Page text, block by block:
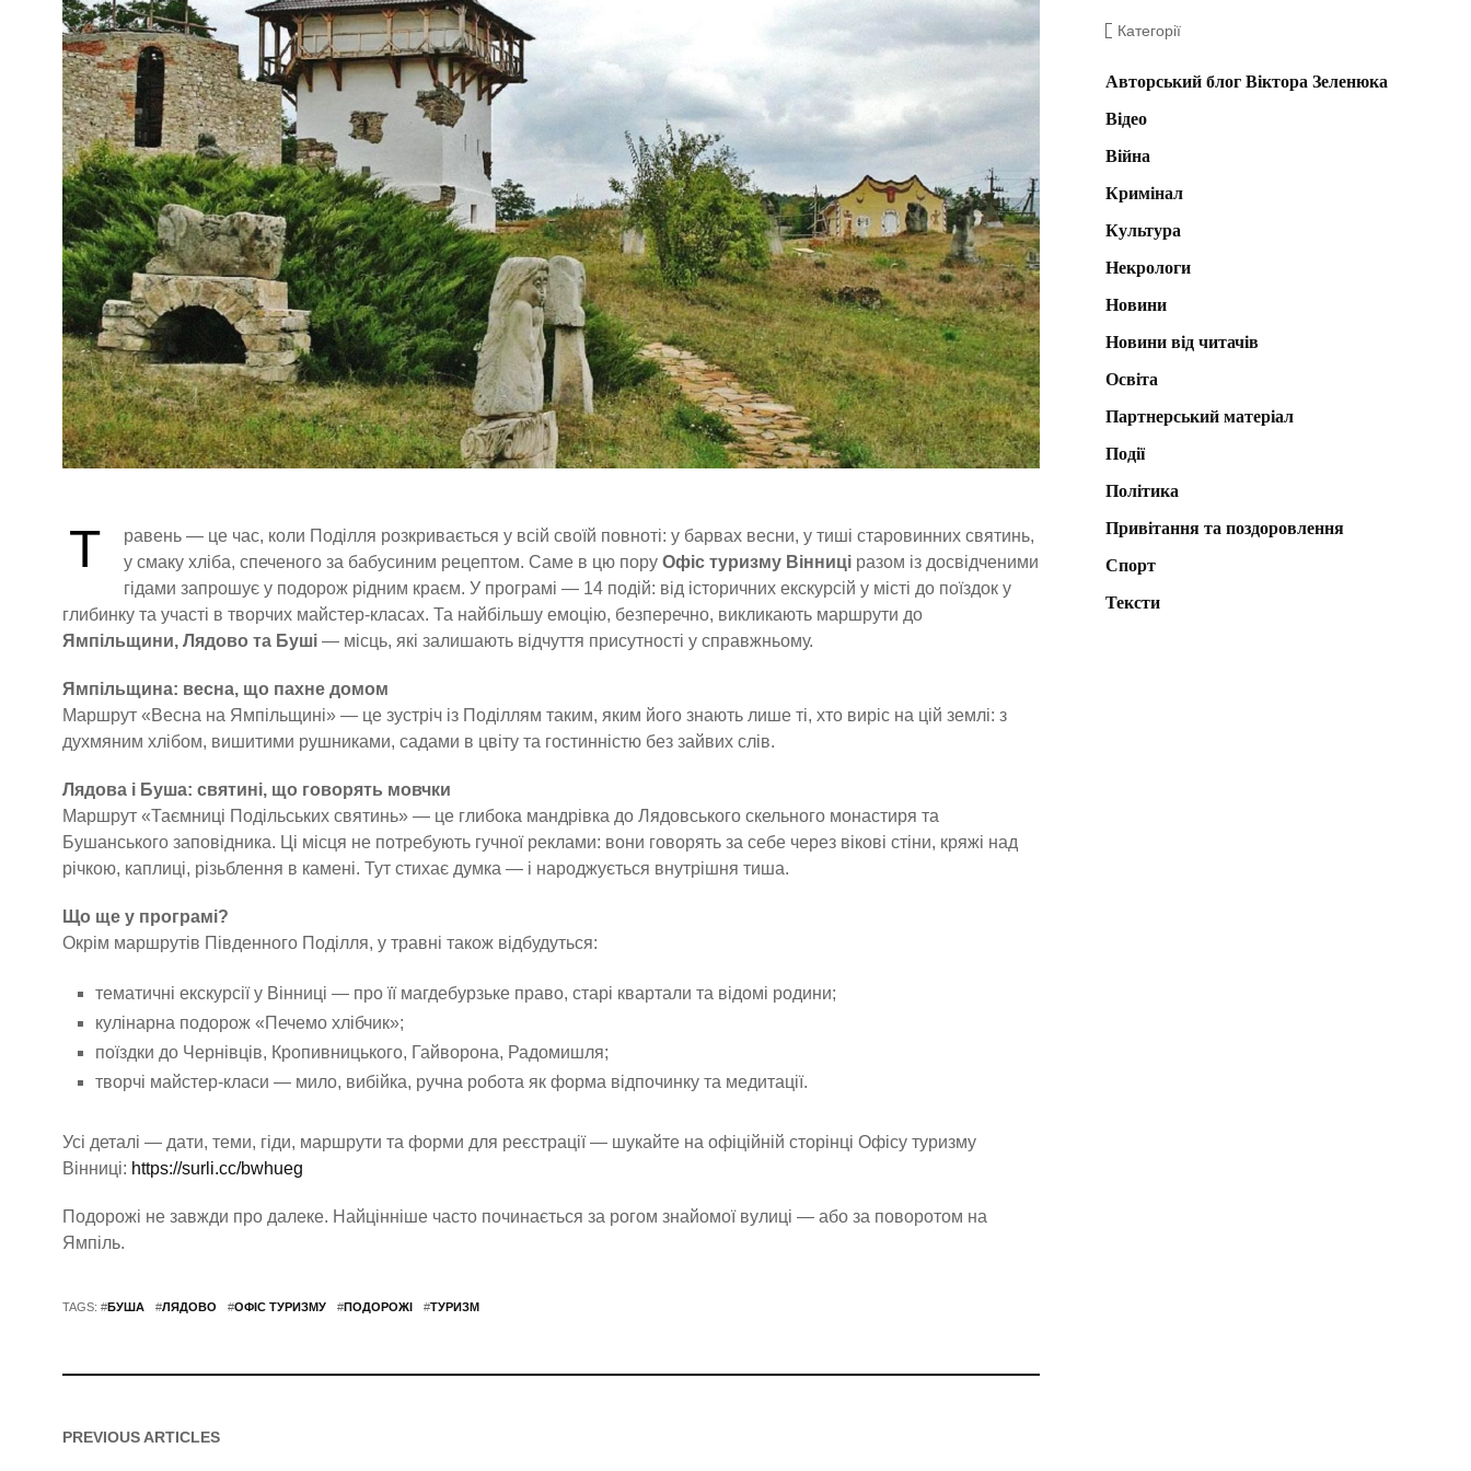
Т
равень — це час, коли Поділля розкривається у всій своїй повноті: у барвах весни, у тиші старовинних святинь,
у смаку хліба, спеченого за бабусиним рецептом. Саме в цю пору Офіс туризму Вінниці разом із досвідченими
гідами запрошує у подорож рідним краєм. У програмі — 14 подій: від історичних екскурсій у місті до поїздок у
глибинку та участі в творчих майстер-класах. Та найбільшу емоцію, безперечно, викликають маршрути до
Ямпільщини, Лядово та Буші — місць, які залишають відчуття присутності у справжньому.
Ямпільщина: весна, що пахне домом
Маршрут «Весна на Ямпільщині» — це зустріч із Поділлям таким, яким його знають лише ті, хто виріс на цій землі: з
духмяним хлібом, вишитими рушниками, садами в цвіту та гостинністю без зайвих слів.
Лядова і Буша: святині, що говорять мовчки
Маршрут «Таємниці Подільських святинь» — це глибока мандрівка до Лядовського скельного монастиря та
Бушанського заповідника. Ці місця не потребують гучної реклами: вони говорять за себе через вікові стіни, кряжі над
річкою, каплиці, різьблення в камені. Тут стихає думка — і народжується внутрішня тиша.
Що ще у програмі?
Окрім маршрутів Південного Поділля, у травні також відбудуться:
тематичні екскурсії у Вінниці — про її магдебурзьке право, старі квартали та відомі родини;
кулінарна подорож «Печемо хлібчик»;
поїздки до Чернівців, Кропивницького, Гайворона, Радомишля;
творчі майстер-класи — мило, вибійка, ручна робота як форма відпочинку та медитації.
Усі деталі — дати, теми, гіди, маршрути та форми для реєстрації — шукайте на офіційній сторінці Офісу туризму
Вінниці: https://surli.cc/bwhueg
Подорожі не завжди про далеке. Найцінніше часто починається за рогом знайомої вулиці — або за поворотом на
Ямпіль.
TAGS: #БУША #ЛЯДОВО #ОФІС ТУРИЗМУ #ПОДОРОЖІ #ТУРИЗМ
PREVIOUS ARTICLES
Категорії
Авторський блог Віктора Зеленюка
Відео
Війна
Кримінал
Культура
Некрологи
Новини
Новини від читачів
Освіта
Партнерський матеріал
Події
Політика
Привітання та поздоровлення
Спорт
Тексти